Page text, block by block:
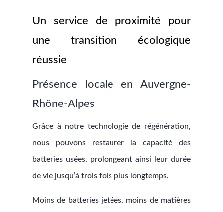
Un service de proximité pour
une transition écologique
réussie
Présence locale en Auvergne-
Rhône-Alpes
Grâce à notre technologie de régénération,
nous pouvons restaurer la capacité des
batteries usées, prolongeant ainsi leur durée
de vie jusqu’à trois fois plus longtemps.
Moins de batteries jetées, moins de matières